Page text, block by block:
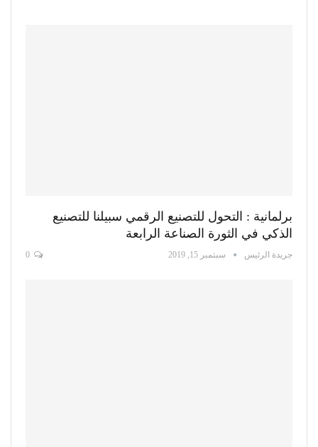
برلمانية : التحول للتصنيع الرقمي سبيلنا للتصنيع
الذكي في الثورة الصناعة الرابعة
جريدة الرئيس سبتمبر 15, 2019